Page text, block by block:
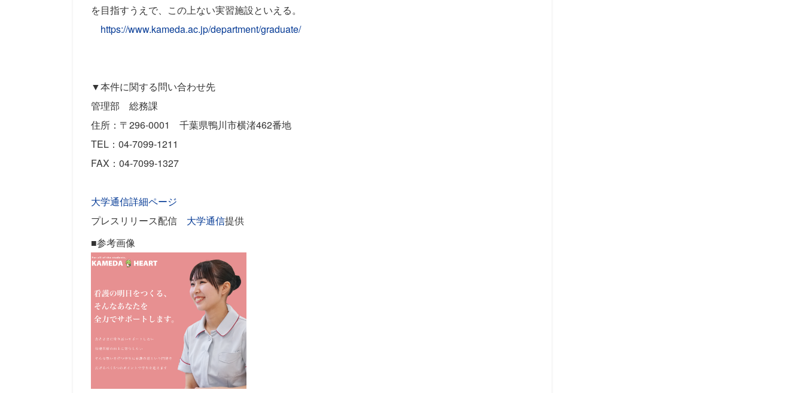
を目指すうえで、この上ない実習施設といえる。
https://www.kameda.ac.jp/department/graduate/
▼本件に関する問い合わせ先
管理部 総務課
住所：〒296-0001 千葉県鴨川市横渚462番地
TEL：04-7099-1211
FAX：04-7099-1327
大学通信詳細ページ
プレスリリース配信 大学通信提供
■参考画像